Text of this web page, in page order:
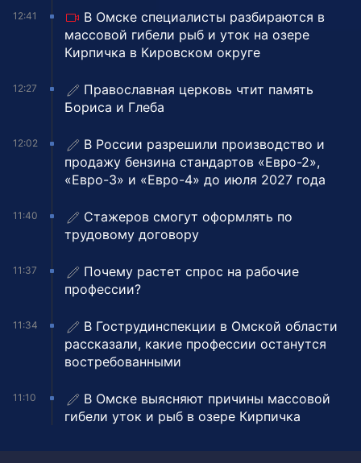
12:41
В Омске специалисты разбираются в
массовой гибели рыб и уток на озере
Кирпичка в Кировском округе
12:27
Православная церковь чтит память
Бориса и Глеба
12:02
В России разрешили производство и
продажу бензина стандартов «Евро-2»,
«Евро-3» и «Евро-4» до июля 2027 года
11:40
Стажеров смогут оформлять по
трудовому договору
11:37
Почему растет спрос на рабочие
профессии?
11:34
В Гострудинспекции в Омской области
рассказали, какие профессии останутся
востребованными
11:10
В Омске выясняют причины массовой
гибели уток и рыб в озере Кирпичка